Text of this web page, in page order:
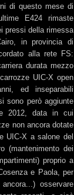
di questo mese di
E424 rimaste
pressi della rimessa
in provincia di
alla rete FS:
durata mezzo
UIC-X open
ed inseparabili
sono però aggiunte
2012, data in cui
non ancora dotate
UIC-X a salone del
(mantenimento dei
proprio a
e Paola, per
osservare